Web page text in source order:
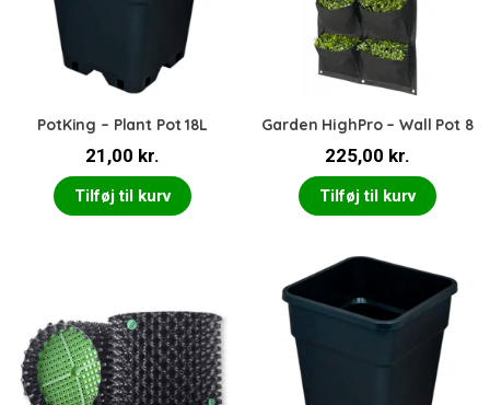
PotKing – Plant Pot 18L
21,00 kr.
Tilføj til kurv
Garden HighPro – Wall Pot 8
225,00 kr.
Tilføj til kurv